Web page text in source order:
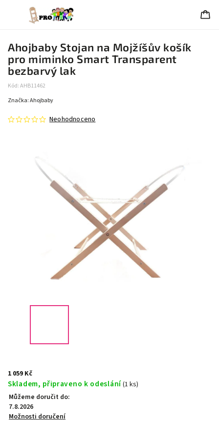
Ahojbaby Stojan na Mojžíšův košík
pro miminko Smart Transparent
bezbarvý lak
Kód:AHB11462
Neohodnoceno
Značka:Ahojbaby
1 059 Kč
Skladem, připraveno k odeslání(1 ks)
Můžeme doručit do:
7.8.2026
Možnosti doručení